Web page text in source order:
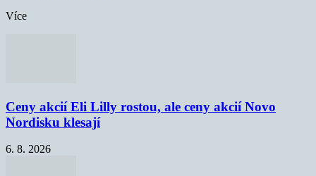
Více
Ceny akcií Eli Lilly rostou, ale ceny akcií Novo
Nordisku klesají
6. 8. 2026